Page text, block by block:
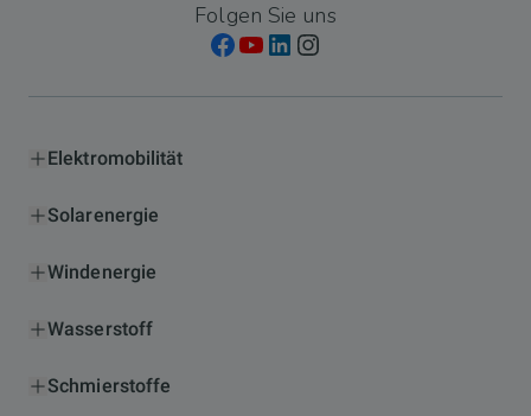
Folgen Sie uns
Elektromobilität
Solarenergie
Windenergie
Wasserstoff
Schmierstoffe